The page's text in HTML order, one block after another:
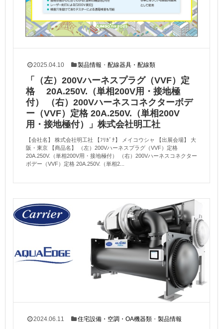
2025.04.10 製品情報 ・配線器具・配線類
「（左）200Vハーネスプラグ（VVF）定
格 20A.250V.（単相200V用・接地極
付） （右）200Vハーネスコネクターボデ
ー（VVF）定格 20A.250V.（単相200V
用・接地極付）」株式会社明工社
【会社名】 株式会社明工社 【ﾌﾘｶﾞﾅ】 メイコウシャ 【出展会場】 大
阪・東京 【商品名】 （左）200Vハーネスプラグ（VVF）定格
20A.250V.（単相200V用・接地極付） （右）200Vハーネスコネクター
ボデー（VVF）定格 20A.250V.（単相2...
2024.06.11 住宅設備・空調・OA機器類 ・製品情報